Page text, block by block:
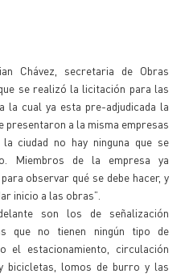
Chávez, secretaria de Obras
se realizó la licitación para las
la cual ya esta pre-adjudicada la
presentaron a la misma empresas
ciudad no hay ninguna que se
Miembros de la empresa ya
observar qué se debe hacer, y
inicio a las obras”.
son los de señalización
que no tienen ningún tipo de
el estacionamiento, circulación
bicicletas, lomos de burro y las